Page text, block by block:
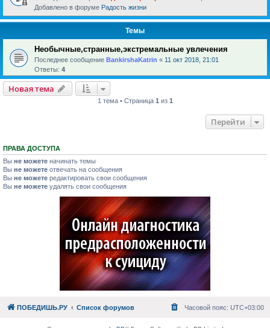
Добавлено в форуме Радость жизни
Темы
Необычные,странные,экстремальные увлечения
Последнее сообщение BankirshaKatrin « 11 окт 2018, 21:01
Ответы: 4
Новая тема
1 тема • Страница 1 из 1
Перейти
ПРАВА ДОСТУПА
Вы не можете начинать темы
Вы не можете отвечать на сообщения
Вы не можете редактировать свои сообщения
Вы не можете удалять свои сообщения
ПОБЕДИШЬ.РУ Список форумов Часовой пояс: UTC+03:00